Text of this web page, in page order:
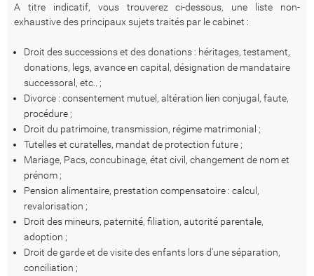
A titre indicatif, vous trouverez ci-dessous, une liste non-
exhaustive des principaux sujets traités par le cabinet :
Droit des successions et des donations : héritages, testament,
donations, legs, avance en capital, désignation de mandataire
successoral, etc.. ;
Divorce : consentement mutuel, altération lien conjugal, faute,
procédure ;
Droit du patrimoine, transmission, régime matrimonial ;
Tutelles et curatelles, mandat de protection future ;
Mariage, Pacs, concubinage, état civil, changement de nom et
prénom ;
Pension alimentaire, prestation compensatoire : calcul,
revalorisation ;
Droit des mineurs, paternité, filiation, autorité parentale,
adoption ;
Droit de garde et de visite des enfants lors d'une séparation,
conciliation ;